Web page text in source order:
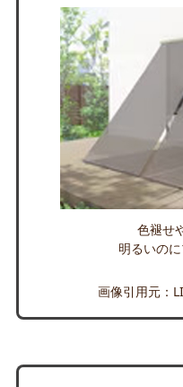
色褪せ
明るいの
画像引用元：